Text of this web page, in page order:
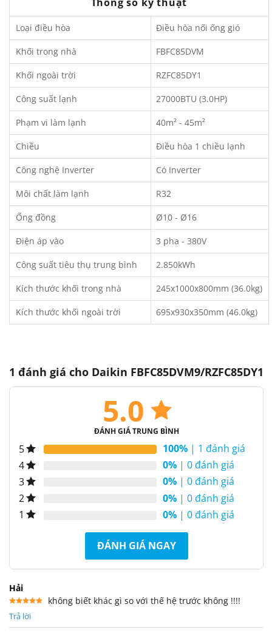
Thông số kỹ thuật
Loại điều hòa Điều hòa nối ống gió
Khối trong nhà FBFC85DVM
Khối ngoài trời RZFC85DY1
Công suất lạnh 27000BTU (3.0HP)
Phạm vi làm lạnh 40m² - 45m²
Chiều Điều hòa 1 chiều lạnh
Công nghệ Inverter Có Inverter
Môi chất làm lạnh R32
Ống đồng Ø10 - Ø16
Điện áp vào 3 pha - 380V
Công suất tiêu thụ trung bình 2.850kWh
Kích thước khối trong nhà 245x1000x800mm (36.0kg)
Kích thước khối ngoài trời 695x930x350mm (46.0kg)
1 đánh giá cho Daikin FBFC85DVM9/RZFC85DY1
5.0
ĐÁNH GIÁ TRUNG BÌNH
5 100% | 1 đánh giá
4
0% | 0 đánh giá
3
0% | 0 đánh giá
2
0% | 0 đánh giá
1
0% | 0 đánh giá
ĐÁNH GIÁ NGAY
Hải
hạng55
không biết khác gì so với thế hệ trước không !!!!
Trả lời